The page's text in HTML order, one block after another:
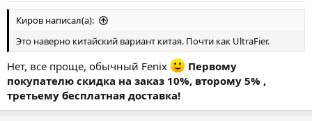
Киров написал(а):
Это наверно китайский вариант китая. Почти как UltraFier.
Нет, все проще, обычный Fenix
Первому
покупателю скидка на заказ 10%, второму 5% ,
третьему бесплатная доставка!